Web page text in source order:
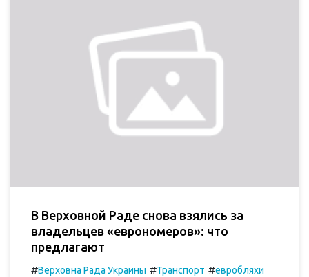
В Верховной Раде снова взялись за
владельцев «еврономеров»: что
предлагают
#Верховна Рада Украины #Транспорт #евробляхи